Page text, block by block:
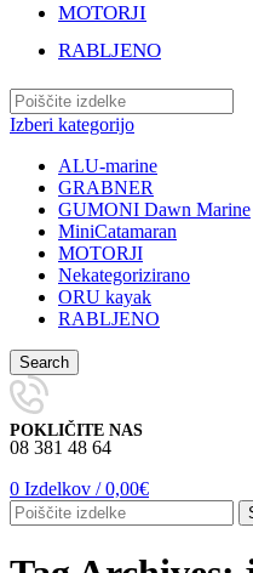
MOTORJI
RABLJENO
Izberi kategorijo
ALU-marine
GRABNER
GUMONI Dawn Marine
MiniCatamaran
MOTORJI
Nekategorizirano
ORU kayak
RABLJENO
Search
POKLIČITE NAS
08 381 48 64
0 Izdelkov / 0,00€